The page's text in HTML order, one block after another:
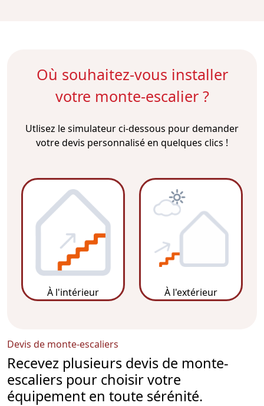
Où souhaitez-vous installer
votre monte-escalier ?
Utlisez le simulateur ci-dessous pour demander
votre devis personnalisé en quelques clics !
À l'intérieur À l'extérieur
Devis de monte-escaliers
Recevez plusieurs devis de monte-
escaliers pour choisir votre
équipement en toute sérénité.